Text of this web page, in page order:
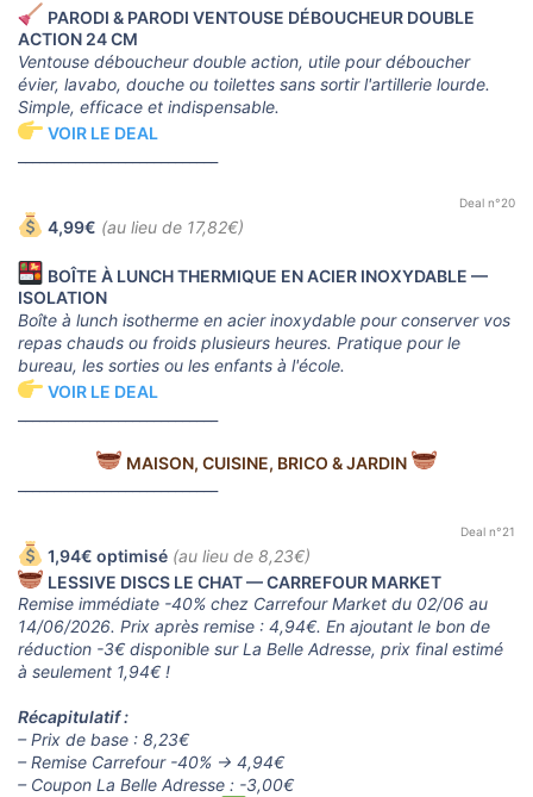
PARODI & PARODI VENTOUSE DÉBOUCHEUR DOUBLE
ACTION 24 CM
Ventouse déboucheur double action, utile pour déboucher
évier, lavabo, douche ou toilettes sans sortir l'artillerie lourde.
Simple, efficace et indispensable.
VOIR LE DEAL
Deal n°20
4,99€ (au lieu de 17,82€)
BOÎTE À LUNCH THERMIQUE EN ACIER INOXYDABLE —
ISOLATION
Boîte à lunch isotherme en acier inoxydable pour conserver vos
repas chauds ou froids plusieurs heures. Pratique pour le
bureau, les sorties ou les enfants à l'école.
VOIR LE DEAL
MAISON, CUISINE, BRICO & JARDIN
Deal n°21
1,94€ optimisé (au lieu de 8,23€)
LESSIVE DISCS LE CHAT — CARREFOUR MARKET
Remise immédiate -40% chez Carrefour Market du 02/06 au
14/06/2026. Prix après remise : 4,94€. En ajoutant le bon de
réduction -3€ disponible sur La Belle Adresse, prix final estimé
à seulement 1,94€ !
Récapitulatif :
– Prix de base : 8,23€
– Remise Carrefour -40% → 4,94€
– Coupon La Belle Adresse : -3,00€